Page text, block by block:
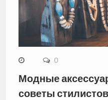
0
Модные
советы